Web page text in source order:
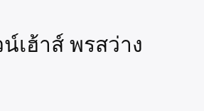
เฮ้าส์ พรสว่าง